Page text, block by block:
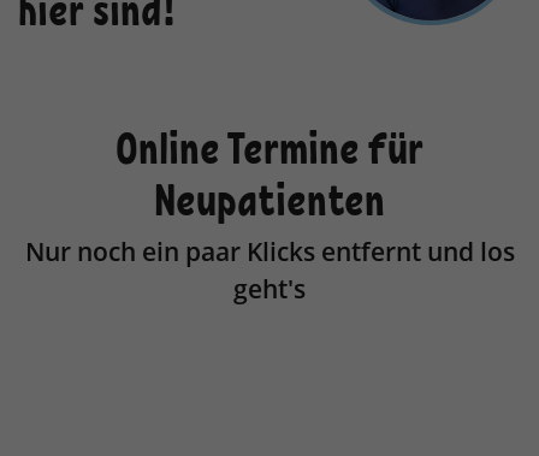
Online Termine für
Neupatienten
Nur noch ein paar Klicks entfernt und los
geht's